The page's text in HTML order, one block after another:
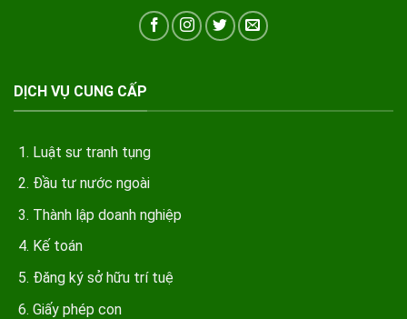
DỊCH VỤ CUNG CẤP
Luật sư tranh tụng
Đầu tư nước ngoài
Thành lập doanh nghiệp
Kế toán
Đăng ký sở hữu trí tuệ
Giấy phép con